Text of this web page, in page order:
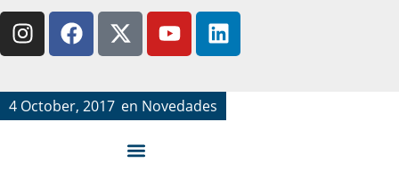
4 October, 2017 en Novedades